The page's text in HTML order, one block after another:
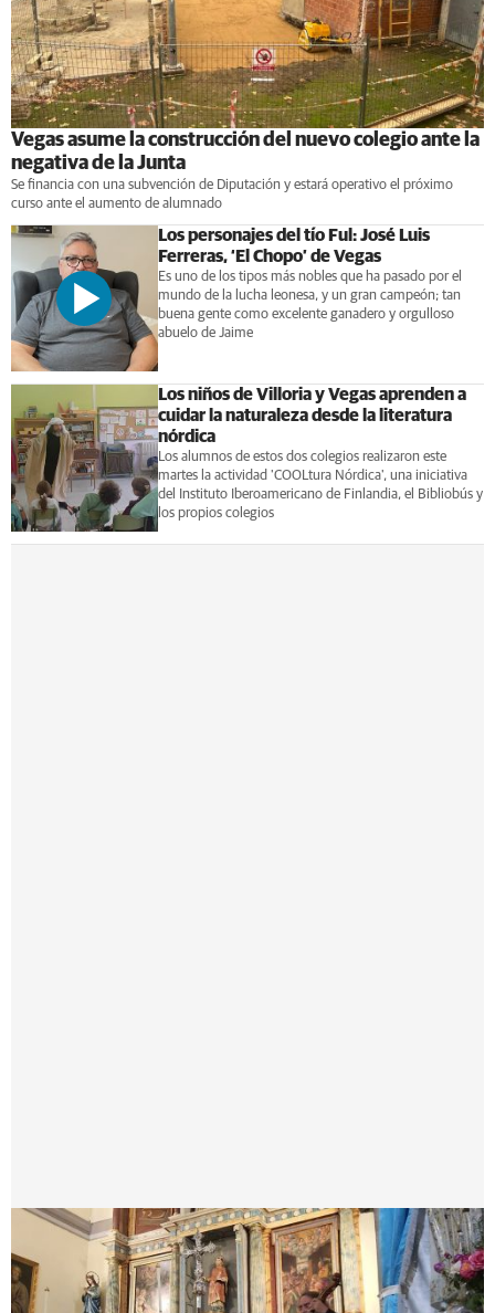
Vegas asume la construcción del nuevo colegio ante la
negativa de la Junta
Se financia con una subvención de Diputación y estará operativo el próximo
curso ante el aumento de alumnado
Los personajes del tío Ful: José Luis
Ferreras, ‘El Chopo’ de Vegas
Es uno de los tipos más nobles que ha pasado por el
mundo de la lucha leonesa, y un gran campeón; tan
buena gente como excelente ganadero y orgulloso
abuelo de Jaime
Los niños de Villoria y Vegas aprenden a
cuidar la naturaleza desde la literatura
nórdica
Los alumnos de estos dos colegios realizaron este
martes la actividad 'COOLtura Nórdica', una iniciativa
del Instituto Iberoamericano de Finlandia, el Bibliobús y
los propios colegios